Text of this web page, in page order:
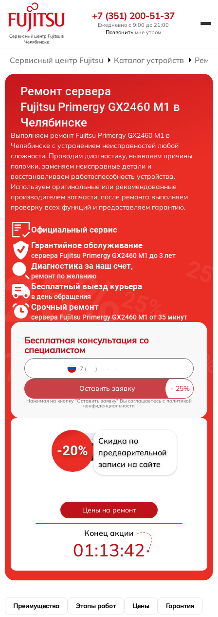
Сервисный центр Fujitsuв
Челябинске
+7 (351) 200-51-37
Ежедневно с 9:00 до 21:00
Позвонить мне утром
Сервисный центр Fujitsu Каталог устройств
Ремонт сервера
Fujitsu Primergy GX2460 M1 в
Челябинске
Выполняем ремонт Fujitsu Primergy GX2460 M1 в
Челябинске с устранением неисправностей любой
сложности. Проводим диагностику, выявляем причины
поломки, заменяем неисправные детали и
восстанавливаем работоспособность устройства.
Используем оригинальные или рекомендованные
производителем запчасти, после ремонта выполняем
проверку всех функций и предоставляем гарантию.
Официальный сервис
Гарантийное обслуживание
сервера Fujitsu Primergy GX2460 M1 до 3 лет
Диагностика за наш счет,
ремонт по желанию
Бесплатный выезд курьера
в день обращения
Срочный ремонт
сервера Fujitsu Primergy GX2460 M1 от 35 минут
Бесплатная консультация со
специалистом
Оставить заявку
Нажимая на кнопку "Оставить заявку" Вы соглашаетесь cполитикой
конфиденциальности
-20%
Скидка по
предварительной
записи на сайте
Цены на ремонт
Конец акции
01:13:41
Преимущества Этапы работ Цены Гарантия